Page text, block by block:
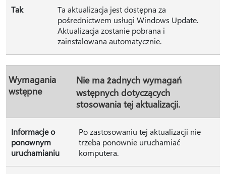
Tak
Ta aktualizacja jest dostępna za
pośrednictwem usługi Windows Update.
Aktualizacja zostanie pobrana i
zainstalowana automatycznie.
Wymagania
wstępne
Nie ma żadnych wymagań
wstępnych dotyczących
stosowania tej aktualizacji.
Informacje o
ponownym
uruchamianiu
Po zastosowaniu tej aktualizacji nie
trzeba ponownie uruchamiać
komputera.